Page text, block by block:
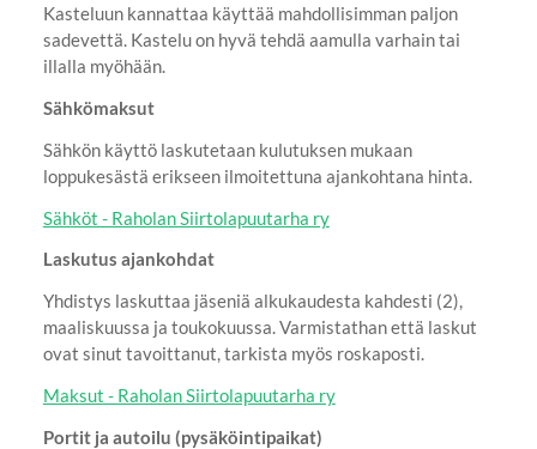
Kasteluun kannattaa käyttää mahdollisimman paljon
sadevettä. Kastelu on hyvä tehdä aamulla varhain tai
illalla myöhään.
Sähkömaksut
Sähkön käyttö laskutetaan kulutuksen mukaan
loppukesästä erikseen ilmoitettuna ajankohtana hinta.
Sähköt - Raholan Siirtolapuutarha ry
Laskutus ajankohdat
Yhdistys laskuttaa jäseniä alkukaudesta kahdesti (2),
maaliskuussa ja toukokuussa. Varmistathan että laskut
ovat sinut tavoittanut, tarkista myös roskaposti.
Maksut - Raholan Siirtolapuutarha ry
Portit ja autoilu (pysäköintipaikat)